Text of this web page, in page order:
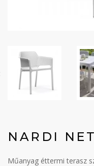
NARDI
Műanyag éttermi terasz